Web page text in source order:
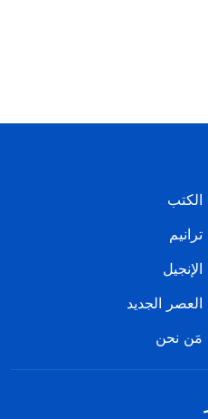
الكتب
ترانيم
الإنجيل
العصر الجديد
مَن نحن